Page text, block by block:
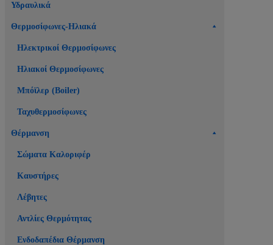
Υδραυλικά
Θερμοσίφωνες-Ηλιακά
Ηλεκτρικοί Θερμοσίφωνες
Ηλιακοί Θερμοσίφωνες
Μπόϊλερ (Boiler)
Ταχυθερμοσίφωνες
Θέρμανση
Σώματα Καλοριφέρ
Καυστήρες
Λέβητες
Αντλίες Θερμότητας
Ενδοδαπέδια Θέρμανση